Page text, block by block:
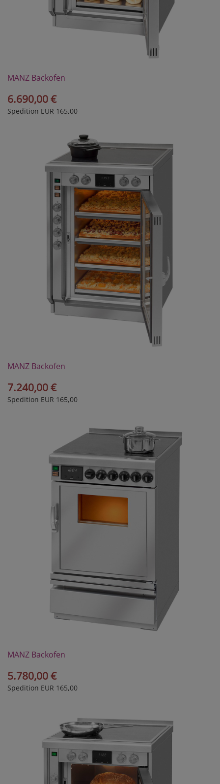
MANZ Backofen
6.690,00 €
Spedition EUR 165,00
MANZ Backofen
7.240,00 €
Spedition EUR 165,00
MANZ Backofen
5.780,00 €
Spedition EUR 165,00